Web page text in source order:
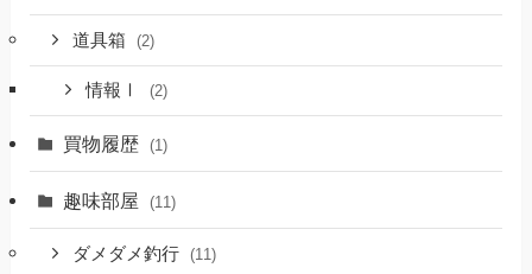
道具箱 (2)
情報Ⅰ (2)
買物履歴 (1)
趣味部屋 (11)
ダメダメ釣行 (11)